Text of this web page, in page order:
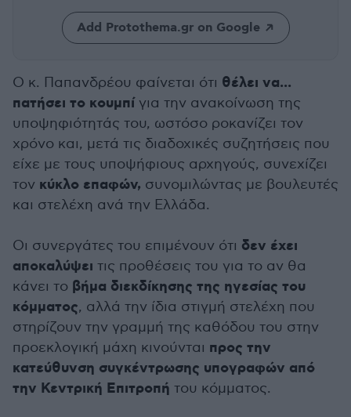
Add Protothema.gr on Google
Ο κ. Παπανδρέου φαίνεται ότι θέλει να...
πατήσει το κουμπίγια την ανακοίνωση της
υποψηφιότητάς του, ωστόσο ροκανίζει τον
χρόνο και, μετά τις διαδοχικές συζητήσεις που
είχε με τους υποψήφιους αρχηγούς, συνεχίζει
τον κύκλο επαφών, συνομιλώντας με βουλευτές
και στελέχη ανά την Ελλάδα.
Οι συνεργάτες του επιμένουν ότι δεν έχει
αποκαλύψει τις προθέσεις του για το αν θα
κάνει το βήμα διεκδίκησης της ηγεσίας του
κόμματος, αλλά την ίδια στιγμή στελέχη που
στηρίζουν την γραμμή της καθόδου του στην
προεκλογική μάχη κινούνται προς την
κατεύθυνση συγκέντρωσης υπογραφών από
την Κεντρική Επιτροπή του κόμματος.